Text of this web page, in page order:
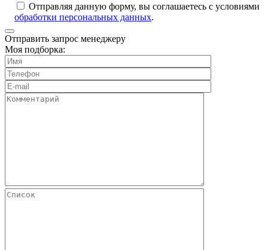
Отправляя данную форму, вы соглашаетесь с условиями
обработки персональных данных.
Отправить запрос менеджеру
Моя подборка: